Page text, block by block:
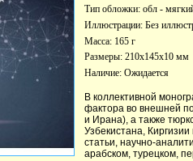
Тип обложки: обл -
Иллюстрации: Без
Масса: 165 г
Размеры: 210x145x10 мм
Наличие: Ожидается
В коллективной
фактора во внешней
и Ирана), а также
Узбекистана,
статьи, научно-
арабском, турецком,